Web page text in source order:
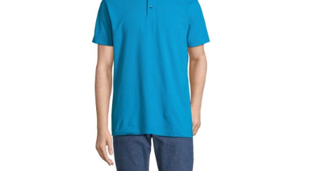
WooCommerce Cart